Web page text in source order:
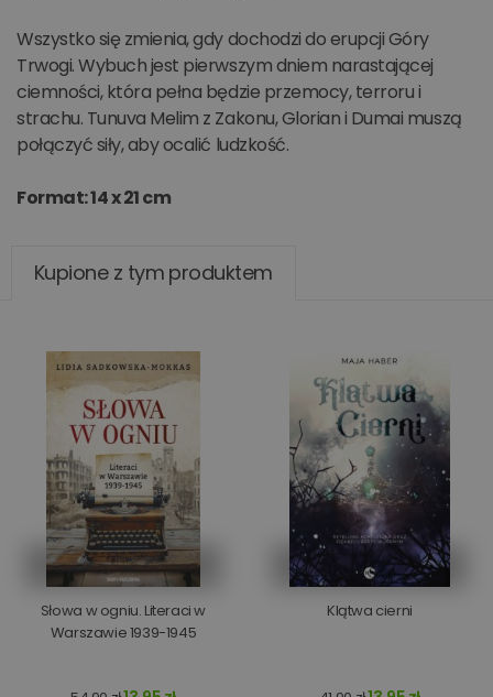
Wszystko się zmienia, gdy dochodzi do erupcji Góry
Trwogi. Wybuch jest pierwszym dniem narastającej
ciemności, która pełna będzie przemocy, terroru i
strachu. Tunuva Melim z Zakonu, Glorian i Dumai muszą
połączyć siły, aby ocalić ludzkość.
Format: 14 x 21 cm
Kupione z tym produktem
Słowa w ogniu. Literaci w
Warszawie 1939-1945
Klątwa cierni